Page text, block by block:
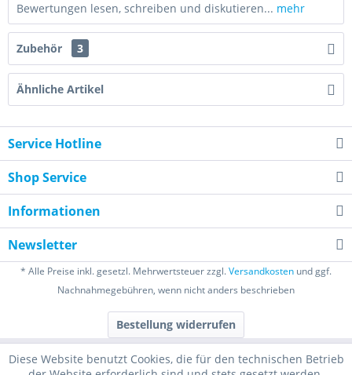
Bewertungen lesen, schreiben und diskutieren... mehr
Zubehör 3
Ähnliche Artikel
Service Hotline
Shop Service
Informationen
Newsletter
* Alle Preise inkl. gesetzl. Mehrwertsteuer zzgl.Versandkosten und ggf.
Nachnahmegebühren, wenn nicht anders beschrieben
Bestellung widerrufen
Diese Website benutzt Cookies, die für den technischen Betrieb